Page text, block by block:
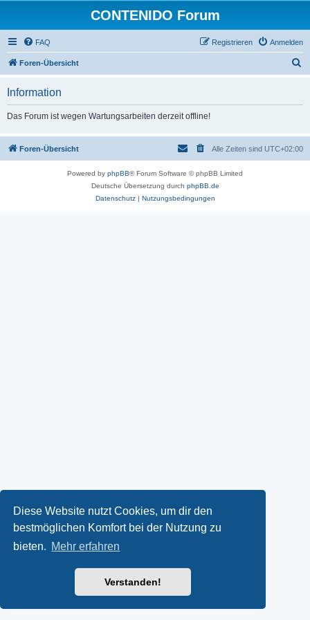
Diese Website nutzt Cookies, um dir den
bestmöglichen Komfort bei der Nutzung zu
bieten. Mehr erfahren
Verstanden!
CONTENIDO Forum
FAQ Anmelden
Registrieren
Foren-Übersicht
Information
Das Forum ist wegen Wartungsarbeiten derzeit offline!
Foren-Übersicht Alle Zeiten sind UTC+02:00
Powered by phpBB® Forum Software © phpBB Limited
Deutsche Übersetzung durch phpBB.de
Datenschutz| Nutzungsbedingungen